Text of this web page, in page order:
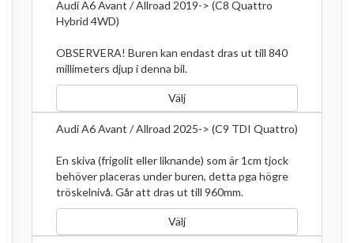
Audi A6 Avant / Allroad 2019-> (C8 Quattro
Hybrid 4WD)
OBSERVERA! Buren kan endast dras ut till 840
millimeters djup i denna bil.
Välj
Audi A6 Avant / Allroad 2025-> (C9 TDI Quattro)
En skiva (frigolit eller liknande) som är 1cm tjock
behöver placeras under buren, detta pga högre
tröskelnivå. Går att dras ut till 960mm.
Välj